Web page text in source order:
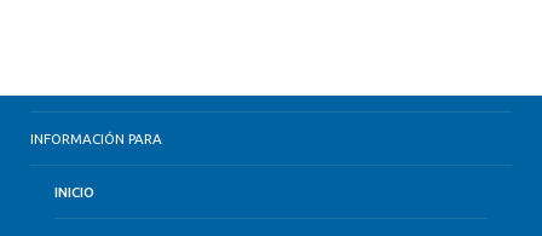
INFORMACIÓN PARA
INICIO